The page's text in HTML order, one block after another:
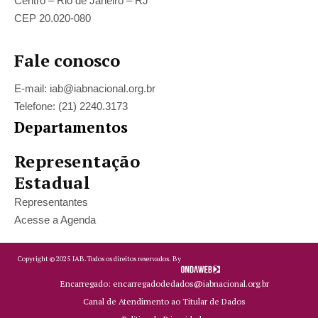
CEP 20.020-080
Fale conosco
E-mail: iab@iabnacional.org.br
Telefone: (21) 2240.3173
Departamentos
Representação
Estadual
Representantes
Acesse a Agenda
Copyright ©2025 IAB.Todos os direitos reservados. By
Encarregado: encarregadodedados@iabnacional.org.br
Canal de Atendimento ao Titular de Dados